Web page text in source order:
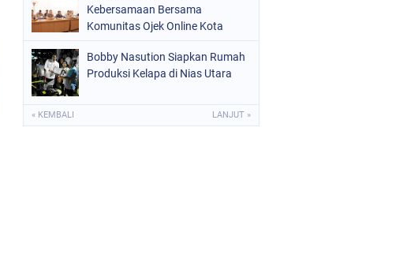
Kebersamaan Bersama
Komunitas Ojek Online Kota
Bobby Nasution Siapkan Rumah
Produksi Kelapa di Nias Utara
« KEMBALI LANJUT »